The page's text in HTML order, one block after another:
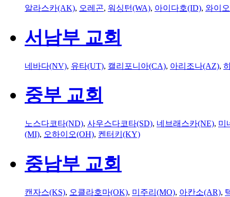
알라스카(AK), 오레곤, 워싱턴(WA), 아이다호(ID), 와이
서남부 교회
네바다(NV), 유타(UT), 캘리포니아(CA), 아리조나(AZ),
중부 교회
노스다코타(ND), 사우스다코타(SD), 네브래스카(NE), 미
(MI), 오하이오(OH), 켄터키(KY)
중남부 교회
캔자스(KS), 오클라호마(OK), 미주리(MO), 아칸소(AR),